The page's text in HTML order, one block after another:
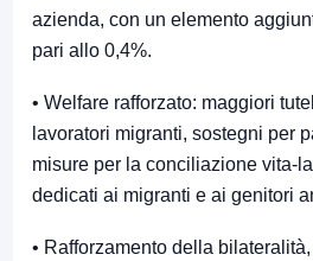
azienda, con un elemento
pari allo 0,4%.
• Welfare rafforzato: maggiori
lavoratori migranti, sostegni per
misure per la conciliazione
dedicati ai migranti e ai genitori
• Rafforzamento della